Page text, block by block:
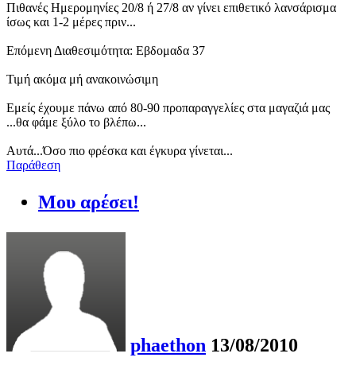
Πιθανές Ημερομηνίες 20/8 ή 27/8 αν γίνει επιθετικό λανσάρισμα
ίσως και 1-2 μέρες πριν...
Επόμενη Διαθεσιμότητα: Εβδομαδα 37
Τιμή ακόμα μή ανακοινώσιμη
Εμείς έχουμε πάνω από 80-90 προπαραγγελίες στα μαγαζιά μας
...θα φάμε ξύλο το βλέπω...
Αυτά...Όσο πιο φρέσκα και έγκυρα γίνεται...
Παράθεση
Μου αρέσει!
phaethon 13/08/2010